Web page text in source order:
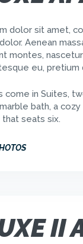
dolor sit amet,
Aenean
montes,
eu, pretium
come in Suites,
bath, a
seats six.
II